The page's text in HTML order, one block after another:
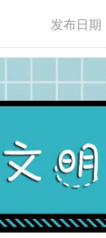
发布日